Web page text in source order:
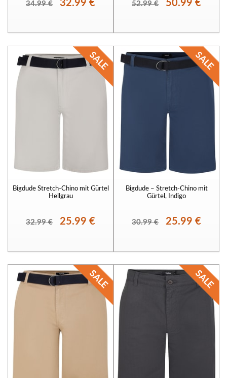
34.99 € 32.99 € 52.99 € 50.99 €
Bigdude Stretch-Chino mit Gürtel
Hellgrau
32.99 € 25.99 €
Bigdude – Stretch-Chino mit
Gürtel, Indigo
30.99 € 25.99 €